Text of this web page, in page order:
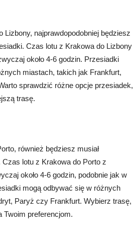
Lizbony, najprawdopodobniej będziesz
Czas lotu z Krakowa do Lizbony
około 4-6 godzin. Przesiadki
miastach, takich jak Frankfurt,
sprawdzić różne opcje przesiadek,
trasę.
również będziesz musiał
lotu z Krakowa do Porto z
około 4-6 godzin, podobnie jak w
mogą odbywać się w różnych
Paryż czy Frankfurt. Wybierz trasę,
Twoim preferencjom.